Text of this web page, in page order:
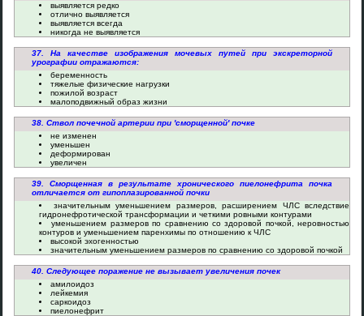
выявляется редко
отлично выявляется
выявляется всегда
никогда не выявляется
37. На качестве изображения мочевых путей при экскреторной
урографии отражаются:
беременность
тяжелые физические нагрузки
пожилой возраст
малоподвижный образ жизни
38. Ствол почечной артерии при 'сморщенной' почке
не изменен
уменьшен
деформирован
увеличен
39. Сморщенная в результате хронического пиелонефрита почка
отличается от гипоплазированной почки
значительным уменьшением размеров, расширением ЧЛС вследствие
гидронефротической трансформации и четкими ровными контурами
уменьшением размеров по сравнению со здоровой почкой, неровностью
контуров и уменьшением паренхимы по отношению к ЧЛС
высокой эхогенностью
значительным уменьшением размеров по сравнению со здоровой почкой
40. Следующее поражение не вызывает увеличения почек
амилоидоз
лейкемия
саркоидоз
пиелонефрит